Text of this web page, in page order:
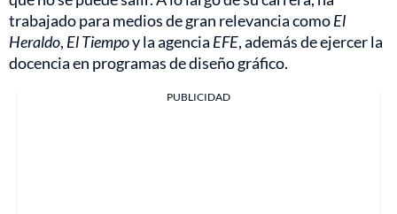
trabajado para medios de gran relevancia comoEl
Heraldo, El Tiempoy la agencia EFE, además de ejercer la
docencia en programas de diseño gráfico.
PUBLICIDAD